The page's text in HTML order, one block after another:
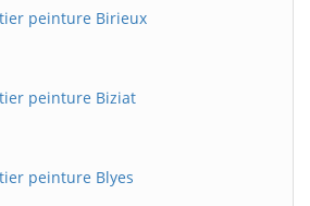
peinture Birieux
peinture Biziat
peinture Blyes